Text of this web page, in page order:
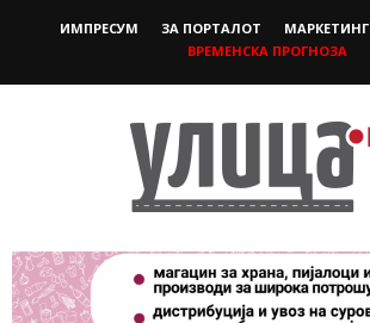
ИМПРЕСУМ ЗА ПОРТАЛОТ МАРКЕТИНГ
ВРЕМЕНСКА ПРОГНОЗА